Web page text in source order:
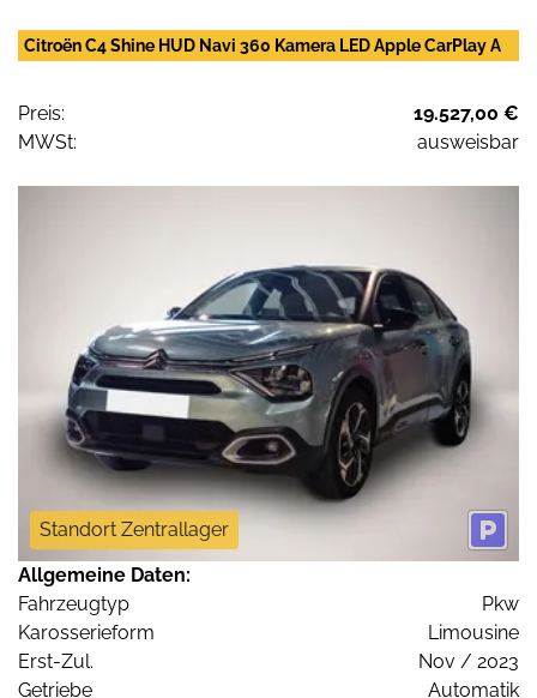
Citroën C4 Shine HUD Navi 360 Kamera LED Apple CarPlay A
Preis:
19.527,00 €
MWSt:
ausweisbar
Standort Zentrallager
Allgemeine Daten:
Fahrzeugtyp
Pkw
Karosserieform
Limousine
Erst-Zul.
Nov / 2023
Getriebe
Automatik